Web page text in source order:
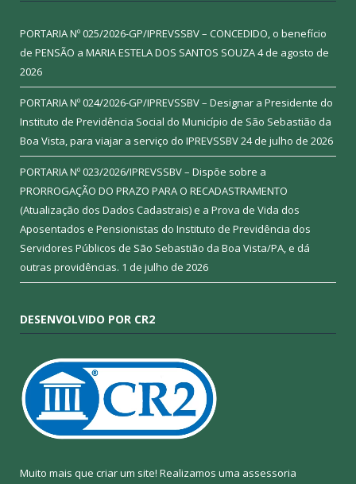
PORTARIA Nº 025/2026-GP/IPREVSSBV – CONCEDIDO, o benefício
de PENSÃO a MARIA ESTELA DOS SANTOS SOUZA4 de agosto de
2026
PORTARIA Nº 024/2026-GP/IPREVSSBV – Designar a Presidente do
Instituto de Previdência Social do Município de São Sebastião da
Boa Vista, para viajar a serviço do IPREVSSBV24 de julho de 2026
PORTARIA Nº 023/2026/IPREVSSBV – Dispõe sobre a
PRORROGAÇÃO DO PRAZO PARA O RECADASTRAMENTO
(Atualização dos Dados Cadastrais) e a Prova de Vida dos
Aposentados e Pensionistas do Instituto de Previdência dos
Servidores Públicos de São Sebastião da Boa Vista/PA, e dá
outras providências. 1 de julho de 2026
DESENVOLVIDO POR CR2
Muito mais que criar um site! Realizamos uma assessoria